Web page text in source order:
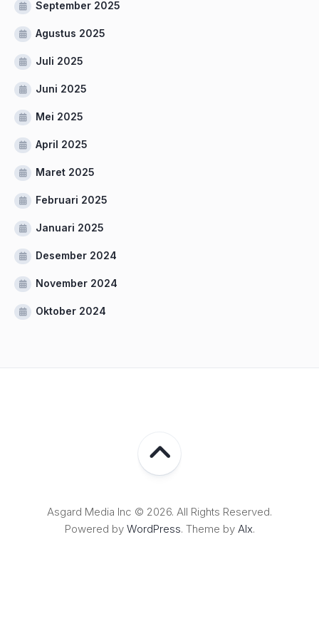
September 2025
Agustus 2025
Juli 2025
Juni 2025
Mei 2025
April 2025
Maret 2025
Februari 2025
Januari 2025
Desember 2024
November 2024
Oktober 2024
Asgard Media Inc © 2026. All Rights Reserved.
Powered by WordPress. Theme by Alx.